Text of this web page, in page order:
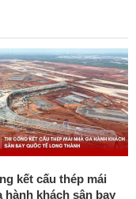
kết cấu thép mái
hành khách sân bay